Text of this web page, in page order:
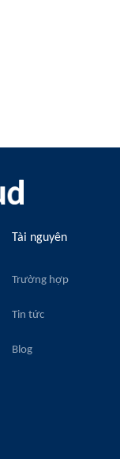
Tài nguyên
Trường hợp
Tin tức
Blog